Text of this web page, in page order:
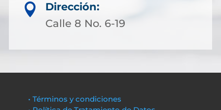

Dirección:
Calle 8 No. 6-19
• Términos y condiciones